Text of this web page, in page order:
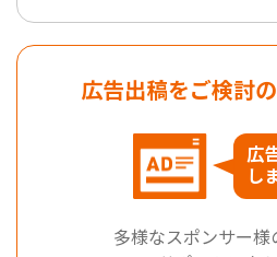
広告出稿をご検討
広
し
多様なスポンサー様